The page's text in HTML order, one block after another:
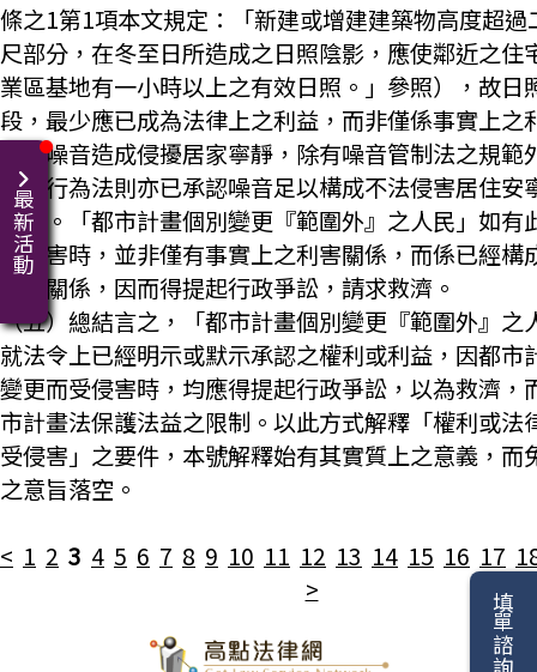
條之1第1項本文規定：「新建或增建建築物高度超過
尺部分，在冬至日所造成之日照陰影，應使鄰近之住
業區基地有一小時以上之有效日照。」參照），故日
段，最少應已成為法律上之利益，而非僅係事實上之
例如噪音造成侵擾居家寧靜，除有噪音管制法之規範
侵權行為法則亦已承認噪音足以構成不法侵害居住安
利益。「都市計畫個別變更『範圍外』之人民」如有
受損害時，並非僅有事實上之利害關係，而係已經構
利害關係，因而得提起行政爭訟，請求救濟。
（五）總結言之，「都市計畫個別變更『範圍外』之
就法令上已經明示或默示承認之權利或利益，因都市
變更而受侵害時，均應得提起行政爭訟，以為救濟，
市計畫法保護法益之限制。以此方式解釋「權利或法
受侵害」之要件，本號解釋始有其實質上之意義，而
之意旨落空。
< 1 2 3 4 5 6 7 8 9 10 11 12 13 14 15 16 17
>
填單諮詢
最新活動